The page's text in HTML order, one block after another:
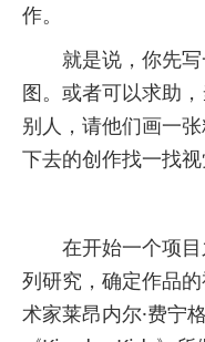
作。
就是说，你先写
图。或者可以求助
别人，请他们画一
下去的创作找一找视
在开始一个项目
列研究，确定作品
术家莱昂内尔·费宁